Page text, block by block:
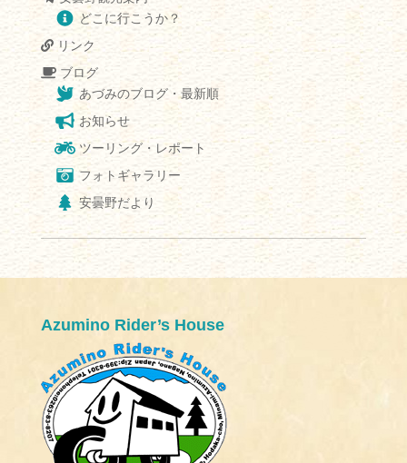
どこに行こうか？
リンク
ブログ
あづみのブログ・最新順
お知らせ
ツーリング・レポート
フォトギャラリー
安曇野だより
Azumino Rider’s House